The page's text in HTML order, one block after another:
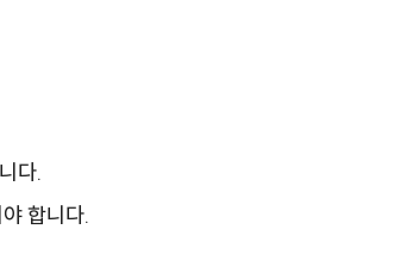
다.
합니다.